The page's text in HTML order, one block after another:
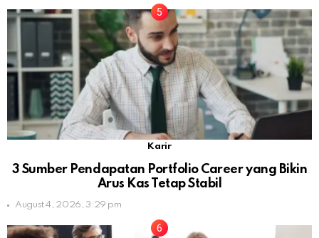
Karir
3 Sumber Pendapatan Portfolio Career yang Bikin
Arus Kas Tetap Stabil
August 4, 2026, 3:29 pm